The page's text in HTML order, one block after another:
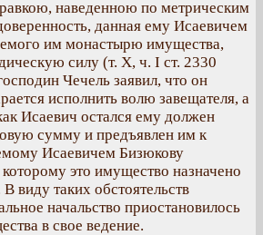
наведенною по метрическим
данная ему Исаевичем
им монастырю имущества,
силу (т. Х, ч. І ст. 2330
Чечель заявил, что он
исполнить волю завещателя, а
Исаевич остался ему должен
сумму и предъявлен им к
Исаевичем Бизюкову
это имущество назначено
виду таких обстоятельств
начальство приостановилось
в свое ведение.